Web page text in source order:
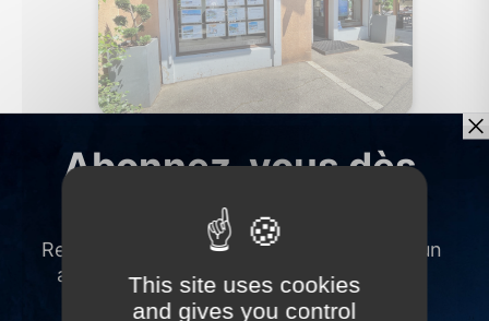
This site uses cookies
and gives you control